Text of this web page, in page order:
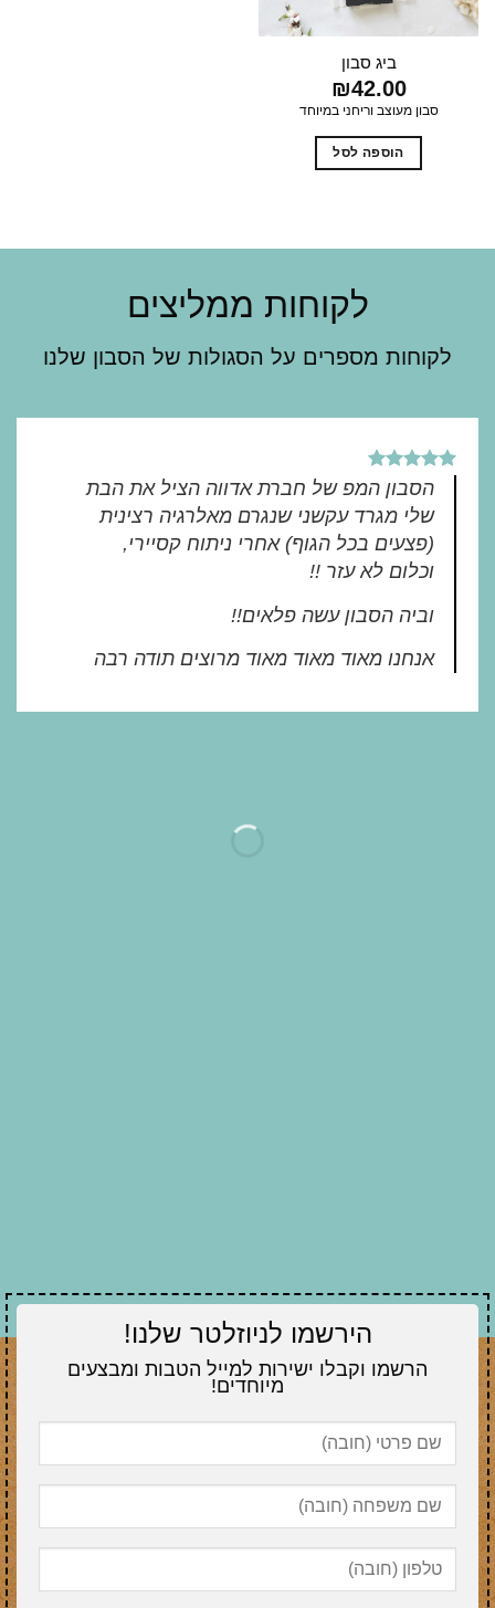
ביג סבון
₪42.00
סבון מעוצב וריחני במיוחד
הוספה לסל
לקוחות ממליצים
לקוחות מספרים על הסגולות של הסבון שלנו
הסבון המפ של חברת אדווה הציל את הבת
שלי מגרד עקשני שנגרם מאלרגיה רצינית
(פצעים בכל הגוף) אחרי ניתוח קסיירי,
וכלום לא עזר !!
וביה הסבון עשה פלאים!!
אנחנו מאוד מאוד מאוד מרוצים תודה רבה
הירשמו לניוזלטר שלנו!
הרשמו וקבלו ישירות למייל הטבות ומבצעים
מיוחדים!